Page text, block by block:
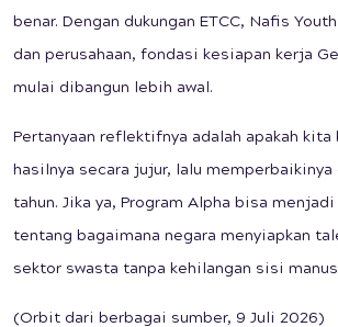
benar. Dengan dukungan ETCC, Nafis
dan perusahaan, fondasi kesiapan kerja
mulai dibangun lebih awal.
Pertanyaan reflektifnya adalah apakah kita
hasilnya secara jujur, lalu memperbaikinya
tahun. Jika ya, Program Alpha bisa
tentang bagaimana negara menyiapkan
sektor swasta tanpa kehilangan sisi
(Orbit dari berbagai sumber, 9 Juli 2026)